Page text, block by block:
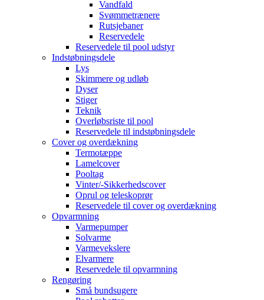
Vandfald
Svømmetrænere
Rutsjebaner
Reservedele
Reservedele til pool udstyr
Indstøbningsdele
Lys
Skimmere og udløb
Dyser
Stiger
Teknik
Overløbsriste til pool
Reservedele til indstøbningsdele
Cover og overdækning
Termotæppe
Lamelcover
Pooltag
Vinter/-Sikkerhedscover
Oprul og teleskoprør
Reservedele til cover og overdækning
Opvarmning
Varmepumper
Solvarme
Varmevekslere
Elvarmere
Reservedele til opvarmning
Rengøring
Små bundsugere